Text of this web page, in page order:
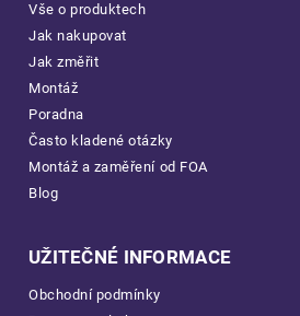
Vše o produktech
Jak nakupovat
Jak změřit
Montáž
Poradna
Často kladené otázky
Montáž a zaměření od FOA
Blog
UŽITEČNÉ INFORMACE
Obchodní podmínky